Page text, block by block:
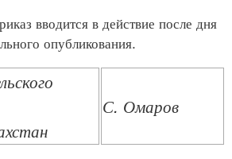
вводится в действие после дня
опубликования.
С. Омаров